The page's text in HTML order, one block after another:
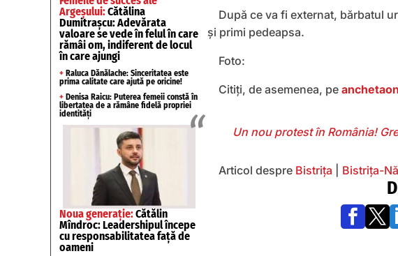
Argeșului:Cătălina
Dumitrașcu: Adevărata
valoare se vede în felul în care
rămâi om, indiferent de locul
în care ajungi
+ Raluca Dănălache: Sinceritatea este
prima calitate care ajută pe oricine!
+ Denisa Raicu: Puterea femeii constă în
libertatea de a rămâne fidelă propriei
identități
Noua generație:Cătălin
Mîndroc: Leadershipul începe
cu responsabilitatea față de
oameni
După ce va fi externat, bărbatul
şi primi pedeapsa.
Foto:
Citiți, de asemenea, pe
Un nou protest în România!
Articol despre Bistrița Bistriţa-
 